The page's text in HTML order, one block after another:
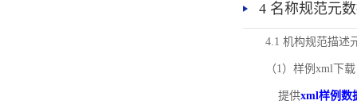
4 名称规范元
4.1 机构规范描述
（1）样例xml下载
提供xml样例数